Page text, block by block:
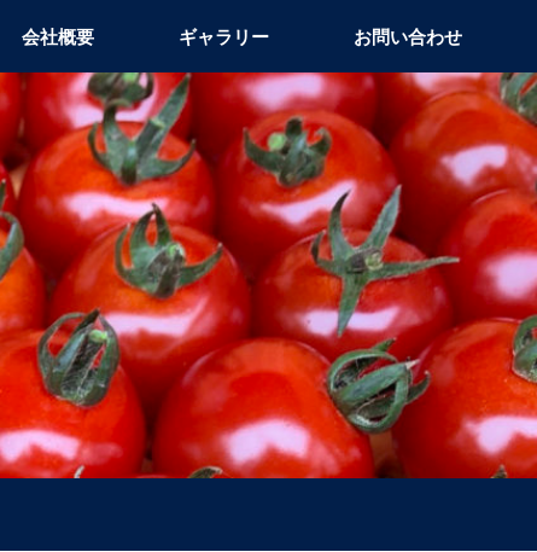
会社概要 ギャラリー お問い合わせ